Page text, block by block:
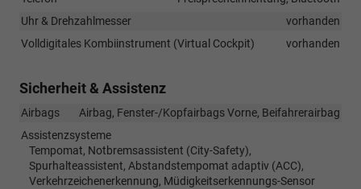
Uhr & Drehzahlmesser
vorhanden
Volldigitales Kombiinstrument (Virtual Cockpit)
vorhanden
Sicherheit & Assistenz
Airbags
Airbag, Fenster-/Kopfairbags Vorne, Beifahrerairbag
Assistenzsysteme
Tempomat, Notbremsassistent (City-Safety),
Spurhalteassistent, Abstandstempomat adaptiv (ACC),
Verkehrzeichenerkennung, Müdigkeitserkennungs-Sensor